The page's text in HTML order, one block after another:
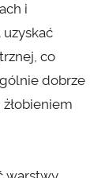
i
uzyskać
co
dobrze